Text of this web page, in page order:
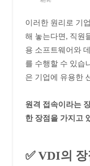
이러한 원리로 기
해 놓는다면, 직원
용 소프트웨어와
를 수행할 수 있습
은 기업에 유용한
원격 접속이라는
한 장점을 가지고
✅ VDI의 장